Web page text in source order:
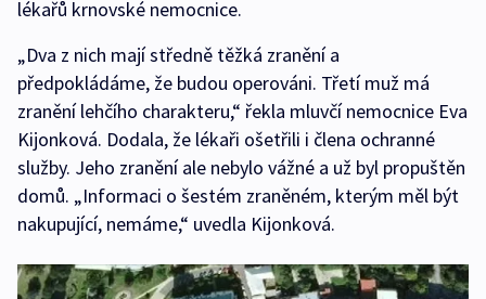
lékařů krnovské nemocnice.
„Dva z nich mají středně těžká zranění a
předpokládáme, že budou operováni. Třetí muž má
zranění lehčího charakteru,“ řekla mluvčí nemocnice Eva
Kijonková. Dodala, že lékaři ošetřili i člena ochranné
služby. Jeho zranění ale nebylo vážné a už byl propuštěn
domů. „Informaci o šestém zraněném, kterým měl být
nakupující, nemáme,“ uvedla Kijonková.